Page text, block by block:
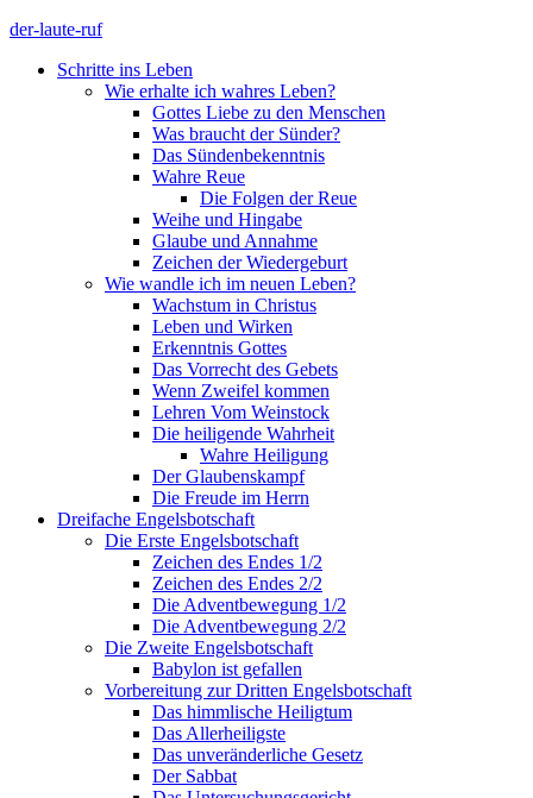
der-laute-ruf
Schritte ins Leben
Wie erhalte ich wahres Leben?
Gottes Liebe zu den Menschen
Was braucht der Sünder?
Das Sündenbekenntnis
Wahre Reue
Die Folgen der Reue
Weihe und Hingabe
Glaube und Annahme
Zeichen der Wiedergeburt
Wie wandle ich im neuen Leben?
Wachstum in Christus
Leben und Wirken
Erkenntnis Gottes
Das Vorrecht des Gebets
Wenn Zweifel kommen
Lehren Vom Weinstock
Die heiligende Wahrheit
Wahre Heiligung
Der Glaubenskampf
Die Freude im Herrn
Dreifache Engelsbotschaft
Die Erste Engelsbotschaft
Zeichen des Endes 1/2
Zeichen des Endes 2/2
Die Adventbewegung 1/2
Die Adventbewegung 2/2
Die Zweite Engelsbotschaft
Babylon ist gefallen
Vorbereitung zur Dritten Engelsbotschaft
Das himmlische Heiligtum
Das Allerheiligste
Das unveränderliche Gesetz
Der Sabbat